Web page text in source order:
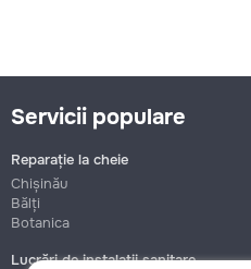
Servicii populare
Reparație la cheie
Chișinău
Bălți
Botanica
Lucrări de instalații sanitare